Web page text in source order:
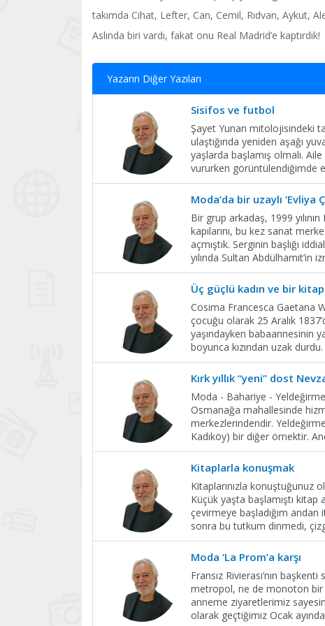
takımda Cihat, Lefter, Can, Cemil, Rıdvan, Aykut,
Aslında biri vardı, fakat onu Real Madrid’e kaptırdık!
Yazarın Diğer Yazıları
Sisifos ve futbol
Şayet Yunan mitolojisindeki
ulaştığında yeniden aşağı
yaşlarda başlamış olmalı.
vururken görüntülendiğimde
Moda’da bir uzaylı ‘Evliya
Bir grup arkadaş, 1999
kapılarını, bu kez sanat
açmıştık. Serginin başlığı
yılında Sultan Abdülhamit’in
Üç güçlü kadın ve bir kitap
Cosima Francesca Gaetana
çocuğu olarak 25 Aralık
yaşındayken babaannesinin
boyunca kızından uzak
Kırk yıllık “yeni” dost
Moda - Bahariye -
Osmanağa mahallesinde
merkezlerindendir.
Kadıköy) bir diğer örnektir.
Kitaplarla konuşmak
Kitaplarınızla konuştuğunuz
Küçük yaşta başlamıştı kitap
çevirmeye başladığım
sonra bu tutkum dinmedi,
Moda ‘La Prom’a karşı
Fransız Rivierası’nın
metropol, ne de monoton bir
anneme ziyaretlerimiz
olarak geçtiğimiz Ocak